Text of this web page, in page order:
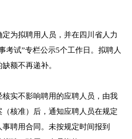
为拟聘用人员，并在四川省人力
考试”专栏公示5个工作日。拟聘人
额不再递补。
实不影响聘用的应聘人员，由我
核准）后，通知应聘人员在规定
聘用合同。未按规定时间报到